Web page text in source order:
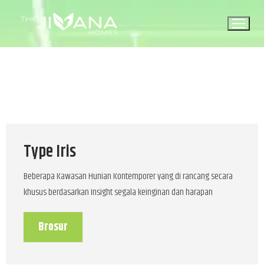
Type Iris
Beberapa Kawasan Hunian Kontemporer yang di rancang secara
khusus berdasarkan Insight segala keinginan dan harapan
Brosur